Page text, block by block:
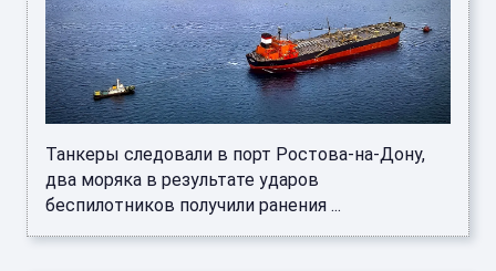
Танкеры следовали в порт Ростова-на-Дону,
два моряка в результате ударов
беспилотников получили ранения ...